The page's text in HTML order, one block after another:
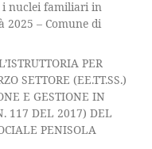
i nuclei familiari in
– Comune di
PER
SETTORE (EE.TT.SS.)
E GESTIONE IN
117 DEL 2017) DEL
PENISOLA